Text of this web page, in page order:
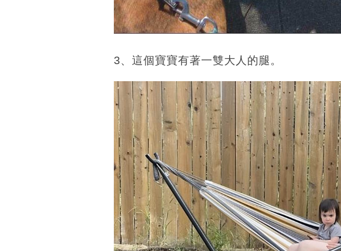
3、這個寶寶有著一雙大人的腿。